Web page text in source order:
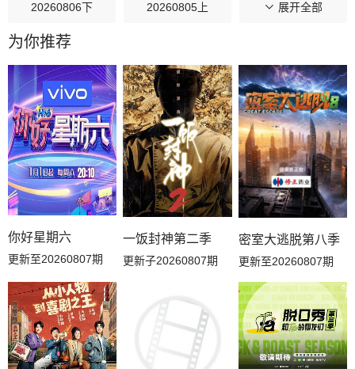
20260806下 20260805上 20260804解锁中加更
20260802花絮
20260801推门彩蛋 20260731万事屋加更 20260731居民采访
20260730副本存档中 20260730下 20260729上
20260728解锁中加更 20260726花絮 20260725推门彩蛋
20260721解锁中加更 20260719花絮 20260719吃播大赏
20260719补给站加更 20260718推门彩蛋 20260717万事屋加更
20260717居民采访 20260716下 20260716副本存档中
展开全部
为你推荐
你好星期六
更新至20260807期
一饭封神第二季
更新子20260807期
密室大逃脱第八季
更新至20260807期